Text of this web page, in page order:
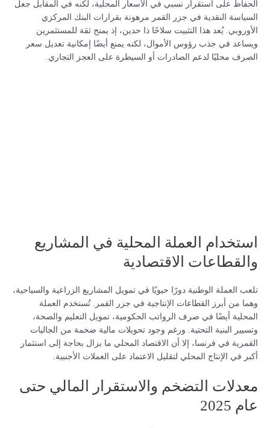
الحفاظ على استقرار نسبي في الأسعار المحلية، لكنه في المقابل جعل
السياسة النقدية في جزر القمر مرهونة بقرارات البنك المركزي
الأوروبي. يُعد هذا التثبيت سلاحًا ذا حدين، إذ يمنح ثقة للمستثمرين
ويساعد في جذب رؤوس الأموال، لكنه يمنع أيضًا إمكانية تعديل سعر
الصرف محليًا لدعم الصادرات أو السيطرة على العجز التجاري.
استخدام العملة المحلية في المشاريع
والقطاعات الاقتصادية
تلعب العملة الوطنية دورًا حيويًا في تمويل المشاريع الزراعية والسياحية،
وهما من أبرز القطاعات الإنتاجية في جزر القمر. تُستخدم العملة
المحلية أيضًا في صرف الرواتب الحكومية، تمويل التعليم والصحة،
وتسيير البنية التحتية. ورغم وجود تحويلات مالية ضخمة من الجاليات
القمرية في فرنسا، إلا أن الاقتصاد المحلي ما يزال بحاجة إلى استثمار
أكبر في الإنتاج المحلي لتقليل الاعتماد على العملات الأجنبية.
معدلات التضخم والاستقرار المالي حتى
عام 2025